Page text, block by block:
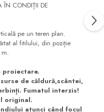
ÎN CONDIȚII DE
pe un teren plan.
al fitilului, din poziție
proiectare.
de căldură,scântei,
Fumatul interzis!
original.
atunci când focul